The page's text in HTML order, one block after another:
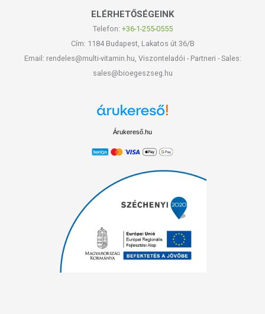
ELÉRHETŐSÉGEINK
Telefon: +36-1-255-0555
Cím: 1184 Budapest, Lakatos út 36/B
Email: rendeles@multi-vitamin.hu, Viszonteladói - Partneri - Sales:
sales@bioegeszseg.hu
Árukereső.hu